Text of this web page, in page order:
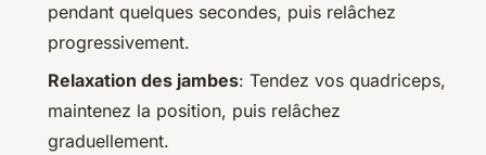
pendant quelques secondes, puis relâchez
progressivement.
Relaxation des jambes: Tendez vos quadriceps,
maintenez la position, puis relâchez
graduellement.